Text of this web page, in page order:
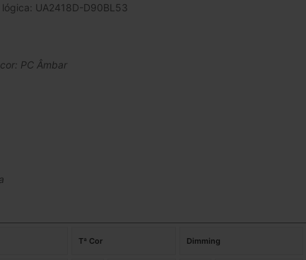
UA2418D-D90BL53
PC Âmbar
Tª Cor Dimming